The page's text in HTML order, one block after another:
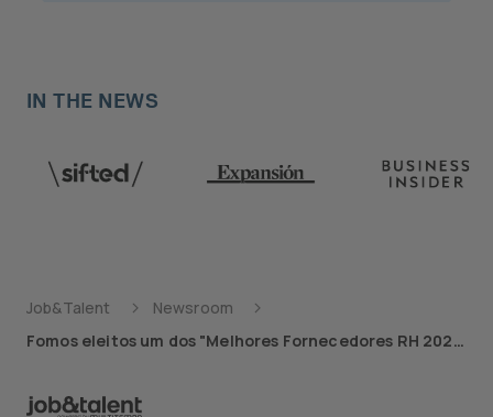
IN THE NEWS
Job&Talent
Newsroom
Fomos eleitos um dos "Melhores Fornecedores RH 2024"